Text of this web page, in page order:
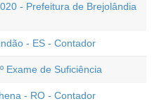
- Prefeitura de Brejolândia
- ES - Contador
Exame de Suficiência
- RO - Contador